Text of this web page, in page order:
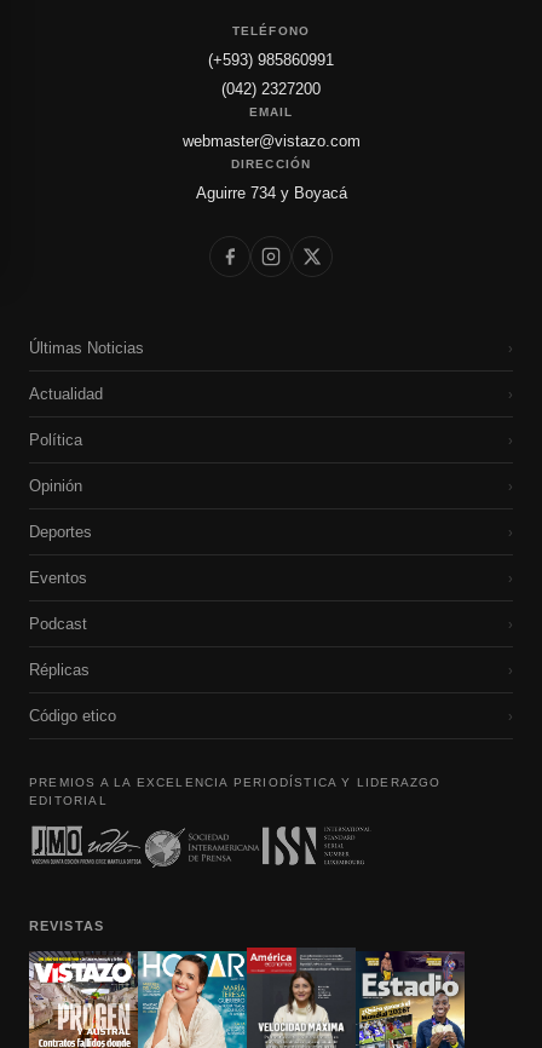
TELÉFONO
(+593) 985860991
(042) 2327200
EMAIL
webmaster@vistazo.com
DIRECCIÓN
Aguirre 734 y Boyacá
Últimas Noticias ›
Actualidad ›
Política ›
Opinión ›
Deportes ›
Eventos ›
Podcast ›
Réplicas ›
Código etico ›
PREMIOS A LA EXCELENCIA PERIODÍSTICA Y LIDERAZGO
EDITORIAL
REVISTAS